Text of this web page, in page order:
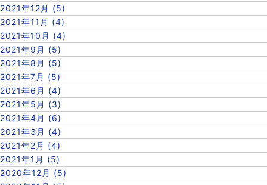
2021年12月 (5)
2021年11月 (4)
2021年10月 (4)
2021年9月 (5)
2021年8月 (5)
2021年7月 (5)
2021年6月 (4)
2021年5月 (3)
2021年4月 (6)
2021年3月 (4)
2021年2月 (4)
2021年1月 (5)
2020年12月 (5)